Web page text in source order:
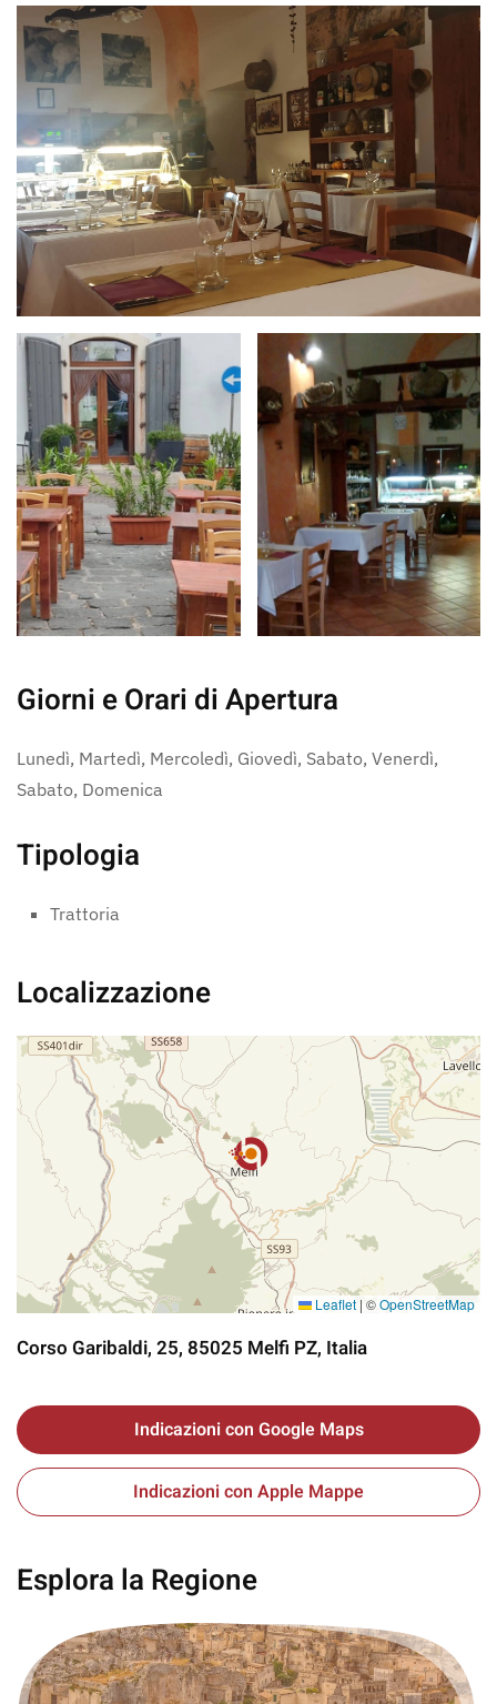
Giorni e Orari di Apertura
Lunedì, Martedì, Mercoledì, Giovedì, Sabato, Venerdì,
Sabato, Domenica
Tipologia
Trattoria
Localizzazione
Leaflet | ©OpenStreetMap
Corso Garibaldi, 25, 85025 Melfi PZ, Italia
Indicazioni con Google Maps
Indicazioni con Apple Mappe
Esplora la Regione